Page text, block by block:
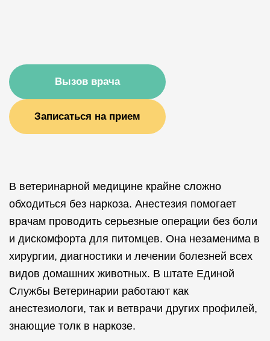
Вызов врача
Записаться на прием
В ветеринарной медицине крайне сложно
обходиться без наркоза. Анестезия помогает
врачам проводить серьезные операции без боли
и дискомфорта для питомцев. Она незаменима в
хирургии, диагностики и лечении болезней всех
видов домашних животных. В штате Единой
Службы Ветеринарии работают как
анестезиологи, так и ветврачи других профилей,
знающие толк в наркозе.